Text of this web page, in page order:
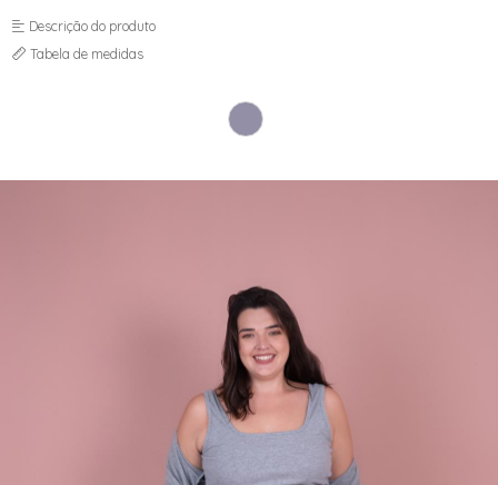
Descrição do produto
Tabela de medidas